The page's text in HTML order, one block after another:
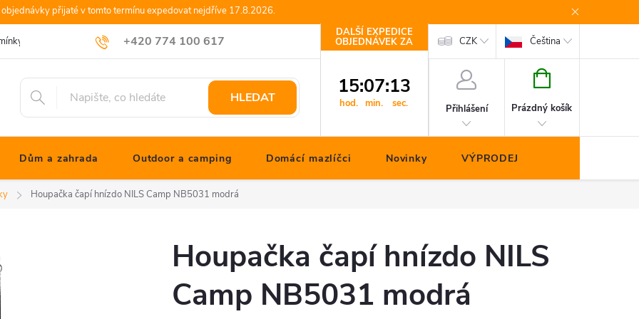
přijaté v tomto termínu expedovat nejdříve 17.8.2026.
+420 774 100 617
info@jonathanshop.cz
Podmínky ochrany osobních údajů Blog JONATHANshop.cz Kontakty CZK Čeština
HLEDAT
DALŠÍ EXPEDICE
OBJEDNÁVEK ZA
15
hod.
:07
min.
:13
sec. Přihlášení
NÁKUPNÍ
Prázdný košík
Dům a zahrada Outdoor a camping Domácí mazlíčci Novinky VÝPRODEJ
Houpačka čapí hnízdo NILS Camp NB5031 modrá
Houpačka čapí hnízdo NILS
Camp NB5031 modrá